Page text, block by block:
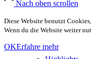
Nach oben scrollen
Diese Website benutzt
Wenn du die Website weiter
OKErfahre mehr